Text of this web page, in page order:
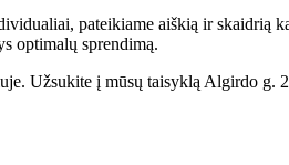
pateikiame aiškią ir skaidrią
optimalų sprendimą.
Užsukite į mūsų taisyklą Algirdo g.